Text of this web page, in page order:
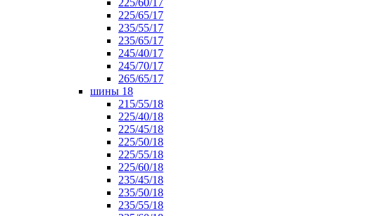
225/60/17
225/65/17
235/55/17
235/65/17
245/40/17
245/70/17
265/65/17
шины 18
215/55/18
225/40/18
225/45/18
225/50/18
225/55/18
225/60/18
235/45/18
235/50/18
235/55/18